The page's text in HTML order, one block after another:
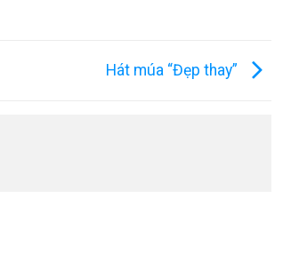
Hát múa “Đẹp thay”